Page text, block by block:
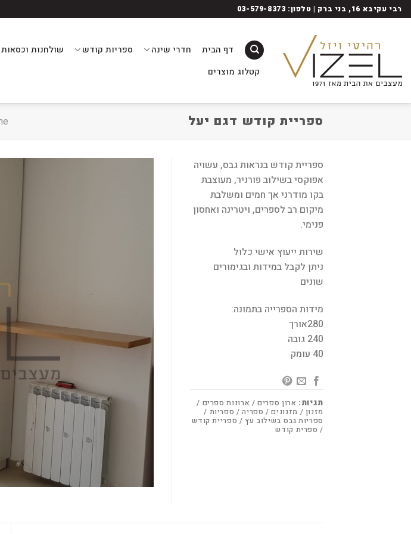
Skip
to
רבי עקיבא 16, בני ברק | טלפון: 03-579-8373
דף הבית חדרי שינה ספריות קודש שולחנות
קטלוג מוצרים
ספריית קודש דגם יעל
ספריית קודש בנראות גבס, עשויה
אפוקסי בשילוב פורניר, מעוצבת
בקו מודרני אך חמים ומשלבת
מיקום רב לספרים, ויטרינה ואחסון
פנימי.
שירות ייעוץ אישי כלול
ניתן לקבל במידות ובגימורים
שונים
מידות הספרייה בתמונה:
280אורך
240 גובה
40 עומק
תגיות: ארון ספרים / ארונות ספרים /
מזנון / מזנונים / ספריה / ספריות /
ספריות גבס בשילוב עץ / ספריית קודש
/ ספרית קודש